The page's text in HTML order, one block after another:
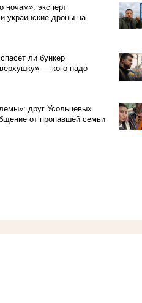
ночам»: эксперт
украинские дроны на
ли бункер
— кого надо
друг Усольцевых
от пропавшей семьи